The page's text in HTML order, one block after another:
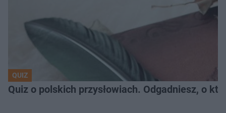
QUIZ
Quiz o polskich przysłowiach. Odgadniesz, o